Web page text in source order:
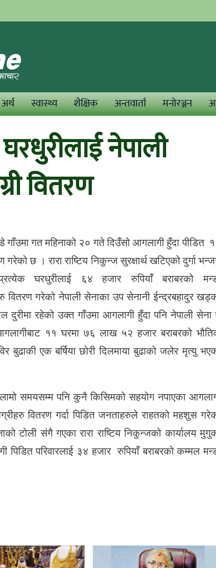
अर्थ स्वास्थ्य शैक्षिक अन्तवार्ता मनोरञ्जन
नेपाली
वितरण
गत महिनाको २० गते दिउँसो आगलागी हुँदा पीडित
छ । रारा राष्टिय निकुन्ज सुरक्षार्थ खटिएको दुर्गा
घरधुरीलाई ६४ हजार रुपियाँ बराबरको
गरेको नेपाली सेनाका उप सेनानी ईन्द्रबहादुर
रहेको उक्त गाँउमा आगलागी हुँदा पनि नेपाली
११ घरमा ७६ लाख ५२ हजार बराबरको
बुढाकी एक बर्षिया छोरी दिलमाया बुढाको जलेर मृत्यु
समयसम्म पनि कुनै किसिमको सहयोग नपाएका
वितरण गर्दा पिडित जनताहरुले राहतको महशुस
टोली संगै गएका रारा राष्टिय निकुन्जको कार्यालय
पिडित परिवारलाई ३४ हजार रुपियाँ बराबरको कम्मल